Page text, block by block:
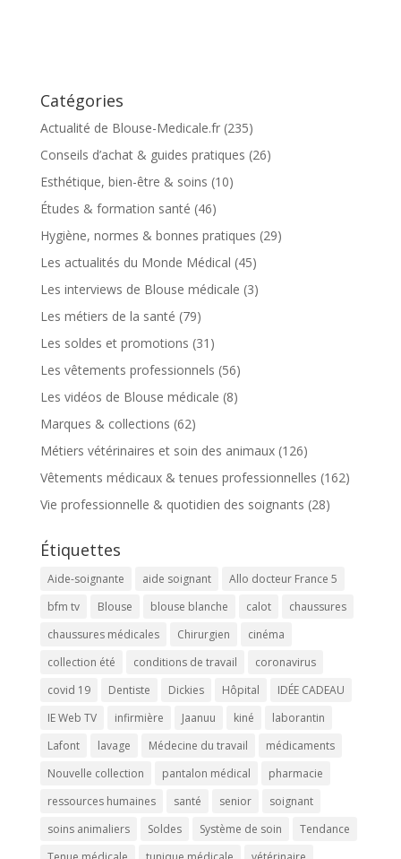
Catégories
Actualité de Blouse-Medicale.fr(235)
Conseils d’achat & guides pratiques (26)
Esthétique, bien-être & soins (10)
Études & formation santé (46)
Hygiène, normes & bonnes pratiques (29)
Les actualités du Monde Médical (45)
Les interviews de Blouse médicale (3)
Les métiers de la santé (79)
Les soldes et promotions (31)
Les vêtements professionnels (56)
Les vidéos de Blouse médicale (8)
Marques & collections (62)
Métiers vétérinaires et soin des animaux(126)
Vêtements médicaux & tenues professionnelles (162)
Vie professionnelle & quotidien des soignants (28)
Étiquettes
Aide-soignante aide soignant
Allo docteur France 5
bfm tv
Blouse blouse blanche calot
chaussures
chaussures médicales
Chirurgien
cinéma
collection été
conditions de travail
coronavirus
covid 19
Dentiste Dickies Hôpital
IDÉE CADEAU
IE Web TV
infirmière Jaanuu kiné
laborantin
Lafont
lavage Médecine du travail
médicaments
Nouvelle collection
pantalon médical
pharmacie
ressources humaines
santé senior
soignant
soins animaliers
Soldes Système de soin
Tendance